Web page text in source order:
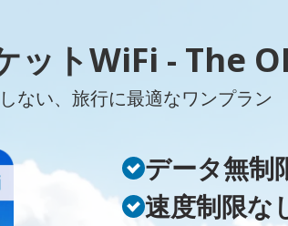
ットWiFi - The
ない、旅行に最適なワンプラン
データ無制
速度制限な